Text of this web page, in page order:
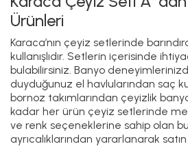
Ürünleri
Karaca’nın çeyiz setlerinde
kullanışlıdır. Setlerin içerisinde
bulabilirsiniz. Banyo
duyduğunuz el havlularından saç
bornoz takımlarından çeyizlik
kadar her ürün çeyiz setlerinde
ve renk seçeneklerine sahip olan
ayrıcalıklarından yararlanarak